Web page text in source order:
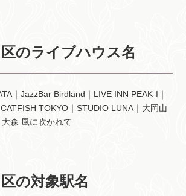
のライブハウス名
｜JazzBar Birdland｜LIVE INN PEAK-I｜
TOKYO｜STUDIO LUNA｜大岡山
森 風に吹かれて
の対象駅名